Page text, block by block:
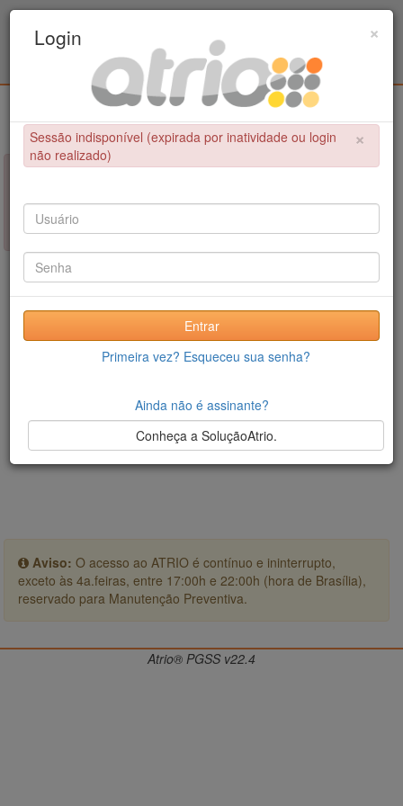
Educação Física / UPE - UFPB
×
NÃO FOI POSSÍVEL CONCLUIR A OPERAÇÃO
Sessão indisponível (expirada por inatividade ou login não
realizado)
Aviso: O acesso ao ATRIO é contínuo e ininterrupto,
exceto às 4a.feiras, entre 17:00h e 22:00h (hora de Brasília),
reservado para Manutenção Preventiva.
×
Login
×
Sessão indisponível (expirada por inatividade ou login
não realizado)
Entrar
Primeira vez? Esqueceu sua senha?
Ainda não é assinante?
Conheça a SoluçãoAtrio.
Atrio® PGSS v22.4